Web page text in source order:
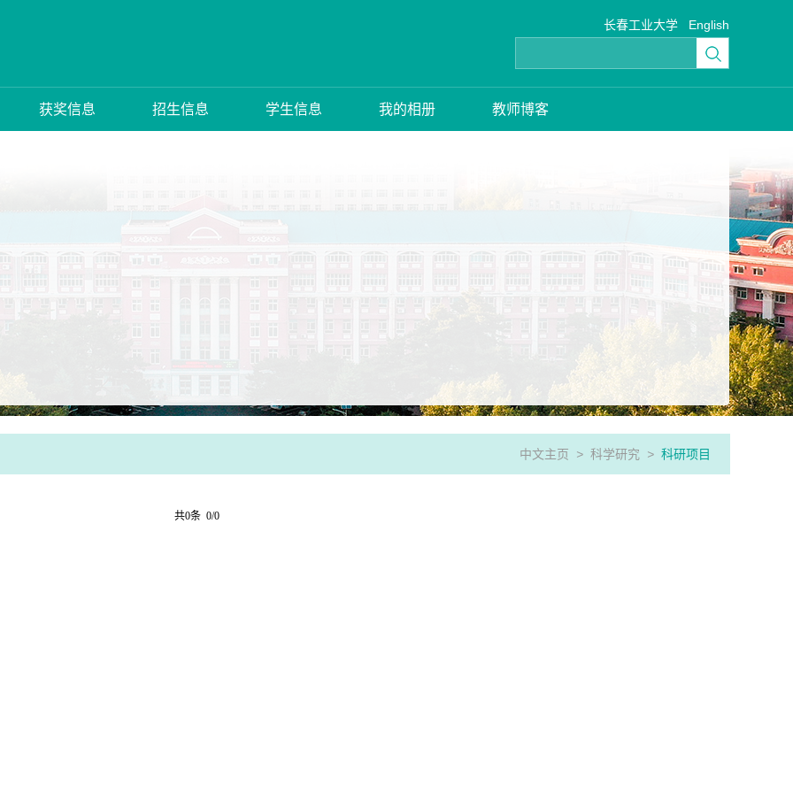
长春工业大学 English
获奖信息 招生信息 学生信息 我的相册 教师博客
中文主页 > 科学研究 > 科研项目
共0条 0/0